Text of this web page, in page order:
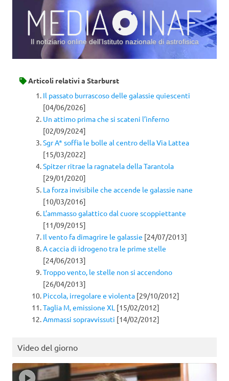
Il notiziario online dell’Istituto nazionale di astrofisica
Articoli relativi a Starburst
Il passato burrascoso delle galassie quiescenti
[04/06/2026]
Un attimo prima che si scateni l’inferno
[02/09/2024]
Sgr A* soffia le bolle al centro della Via Lattea
[15/03/2022]
Spitzer ritrae la ragnatela della Tarantola
[29/01/2020]
La forza invisibile che accende le galassie nane
[10/03/2016]
L’ammasso galattico dal cuore scoppiettante
[11/09/2015]
Il vento fa dimagrire le galassie [24/07/2013]
A caccia di idrogeno tra le prime stelle
[24/06/2013]
Troppo vento, le stelle non si accendono
[26/04/2013]
Piccola, irregolare e violenta [29/10/2012]
Taglia M, emissione XL [15/02/2012]
Ammassi sopravvissuti [14/02/2012]
Video del giorno